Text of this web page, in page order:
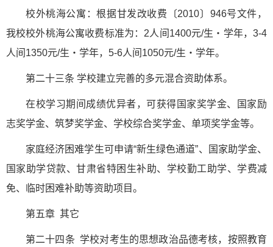
校外桃海公寓：根据甘发改收费〔2010〕946号文件，
我校校外桃海公寓收费标准为：2人间1400元/生・学年，3-4
人间1350元/生・学年，5-6人间1050元/生・学年。
第二十三条 学校建立完善的多元混合资助体系。
在校学习期间成绩优异者，可获得国家奖学金、国家励
志奖学金、筑梦奖学金、学校综合奖学金、单项奖学金等。
家庭经济困难学生可申请“新生绿色通道”、国家助学金、
国家助学贷款、甘肃省特困生补助、学校勤工助学、学费减
免、临时困难补助等资助项目。
第五章 其它
第二十四条 学校对考生的思想政治品德考核，按照教育